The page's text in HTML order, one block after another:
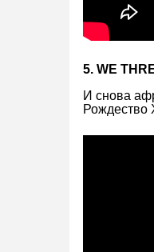
5. WE
И снова
Рождество